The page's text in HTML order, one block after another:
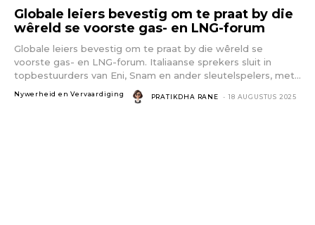
Globale leiers bevestig om te praat by die
wêreld se voorste gas- en LNG-forum
Globale leiers bevestig om te praat by die wêreld se
voorste gas- en LNG-forum. Italiaanse sprekers sluit in
topbestuurders van Eni, Snam en ander sleutelspelers, met...
Nywerheid en Vervaardiging PRATIKDHA RANE - 18 AUGUSTUS 2025